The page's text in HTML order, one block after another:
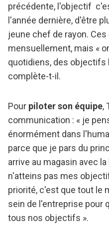
précédente, l'objectif
l'année dernière, d'être
jeune chef de rayon.
mensuellement, mais «
quotidiens, des objectifs
complète-t-il.
Pour piloter son équipe,
communication : « je
énormément dans
parce que je pars du
arrive au magasin avec
n'atteins pas mes
priorité, c'est que tout le
sein de l'entreprise pour
tous nos objectifs ».